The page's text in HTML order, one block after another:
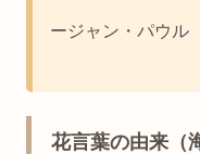
ージャン・パウル
花言葉の由来（